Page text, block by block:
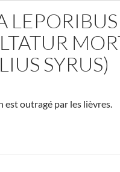
LEPORIBUS
SYRUS)
est outragé par les lièvres.